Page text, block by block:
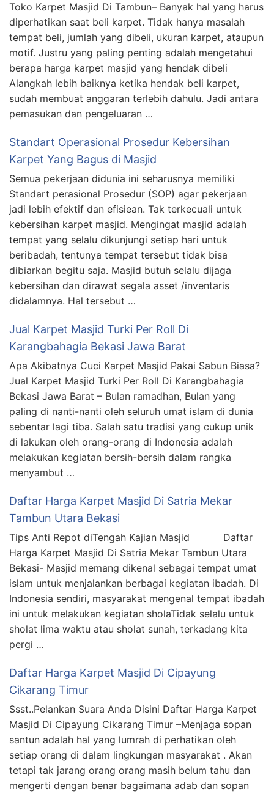
Toko Karpet Masjid Di Tambun– Banyak hal yang harus
diperhatikan saat beli karpet. Tidak hanya masalah
tempat beli, jumlah yang dibeli, ukuran karpet, ataupun
motif. Justru yang paling penting adalah mengetahui
berapa harga karpet masjid yang hendak dibeli
Alangkah lebih baiknya ketika hendak beli karpet,
sudah membuat anggaran terlebih dahulu. Jadi antara
pemasukan dan pengeluaran …
Standart Operasional Prosedur Kebersihan
Karpet Yang Bagus di Masjid
Semua pekerjaan didunia ini seharusnya memiliki
Standart perasional Prosedur (SOP) agar pekerjaan
jadi lebih efektif dan efisiean. Tak terkecuali untuk
kebersihan karpet masjid. Mengingat masjid adalah
tempat yang selalu dikunjungi setiap hari untuk
beribadah, tentunya tempat tersebut tidak bisa
dibiarkan begitu saja. Masjid butuh selalu dijaga
kebersihan dan dirawat segala asset /inventaris
didalamnya. Hal tersebut …
Jual Karpet Masjid Turki Per Roll Di
Karangbahagia Bekasi Jawa Barat
Apa Akibatnya Cuci Karpet Masjid Pakai Sabun Biasa?
Jual Karpet Masjid Turki Per Roll Di Karangbahagia
Bekasi Jawa Barat – Bulan ramadhan, Bulan yang
paling di nanti-nanti oleh seluruh umat islam di dunia
sebentar lagi tiba. Salah satu tradisi yang cukup unik
di lakukan oleh orang-orang di Indonesia adalah
melakukan kegiatan bersih-bersih dalam rangka
menyambut …
Daftar Harga Karpet Masjid Di Satria Mekar
Tambun Utara Bekasi
Tips Anti Repot diTengah Kajian Masjid Daftar
Harga Karpet Masjid Di Satria Mekar Tambun Utara
Bekasi- Masjid memang dikenal sebagai tempat umat
islam untuk menjalankan berbagai kegiatan ibadah. Di
Indonesia sendiri, masyarakat mengenal tempat ibadah
ini untuk melakukan kegiatan sholaTidak selalu untuk
sholat lima waktu atau sholat sunah, terkadang kita
pergi …
Daftar Harga Karpet Masjid Di Cipayung
Cikarang Timur
Ssst..Pelankan Suara Anda Disini Daftar Harga Karpet
Masjid Di Cipayung Cikarang Timur –Menjaga sopan
santun adalah hal yang lumrah di perhatikan oleh
setiap orang di dalam lingkungan masyarakat . Akan
tetapi tak jarang orang orang masih belum tahu dan
mengerti dengan benar bagaimana adab dan sopan